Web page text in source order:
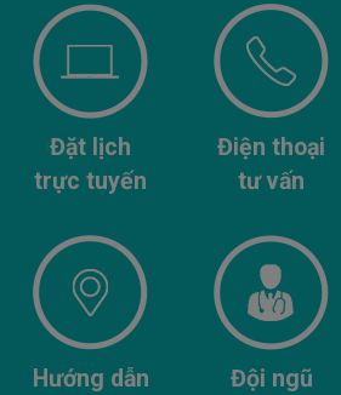
Đặt lịch
trực tuyến
Điện thoại
tư vấn
Hướng dẫn
Đội ngũ